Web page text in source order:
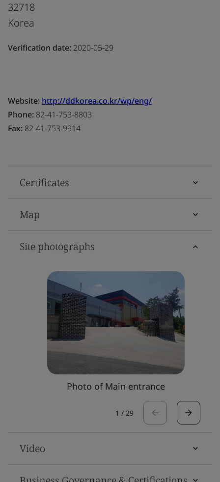
32718
Korea
Verification date: 2020-05-29
Website: http://ddkorea.co.kr/wp/eng/
Phone: 82-41-753-8803
Fax: 82-41-753-9914
Certificates
Map
Site photographs
Photo of Main entrance
1 / 29
Video